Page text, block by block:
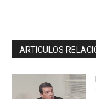
ARTICULOS